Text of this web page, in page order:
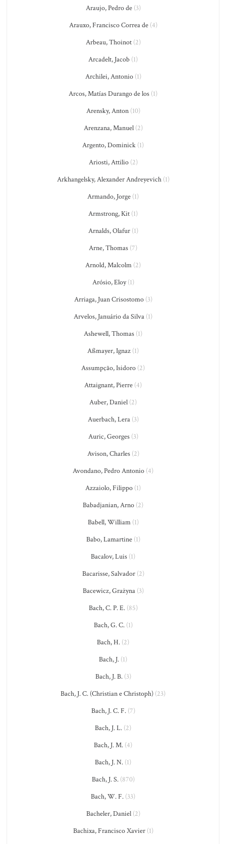
Araujo, Pedro de(3)
Arauxo, Francisco Correa de(4)
Arbeau, Thoinot(2)
Arcadelt, Jacob (1)
Archilei, Antonio(1)
Arcos, Matías Durango de los (1)
Arensky, Anton(10)
Arenzana, Manuel(2)
Argento, Dominick (1)
Ariosti, Attilio(2)
Arkhangelsky, Alexander Andreyevich(1)
Armando, Jorge (1)
Armstrong, Kit (1)
Arnalds, Olafur(1)
Arne, Thomas (7)
Arnold, Malcolm (2)
Arósio, Eloy(1)
Arriaga, Juan Crisostomo(3)
Arvelos, Januário da Silva (1)
Ashewell, Thomas (1)
Aßmayer, Ignaz (1)
Assumpção, Isidoro (2)
Attaignant, Pierre (4)
Auber, Daniel (2)
Auerbach, Lera(3)
Auric, Georges(3)
Avison, Charles(2)
Avondano, Pedro Antonio (4)
Azzaiolo, Filippo (1)
Babadjanian, Arno (2)
Babell, William(1)
Babo, Lamartine(1)
Bacalov, Luis (1)
Bacarisse, Salvador(2)
Bacewicz, Grażyna(3)
Bach, C. P. E.(85)
Bach, G. C.(1)
Bach, H. (2)
Bach, J. (1)
Bach, J. B.(3)
Bach, J. C. (Christian e Christoph) (23)
Bach, J. C. F.(7)
Bach, J. L. (2)
Bach, J. M. (4)
Bach, J. N. (1)
Bach, J. S.(870)
Bach, W. F. (33)
Bacheler, Daniel(2)
Bachixa, Francisco Xavier(1)